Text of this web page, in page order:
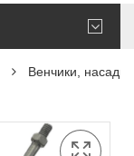
Венчики,